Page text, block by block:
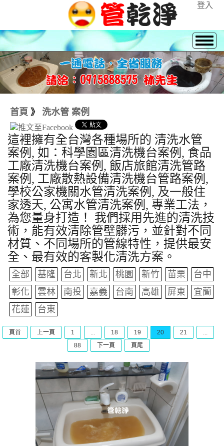
登入
首頁 》 洗水管 案例
這裡擁有全台灣各種場所的 清洗水管
案例, 如：科學園區清洗機台案例, 食品
工廠清洗機台案例, 飯店旅館清洗管路
案例, 工廠散熱設備清洗機台管路案例,
學校公家機關水管清洗案例, 及一般住
家透天, 公寓水管清洗案例, 專業工法，
為您量身打造！ 我們採用先進的清洗技
術，能有效清除管壁髒污，並針對不同
材質、不同場所的管線特性，提供最安
全、最有效的客製化清洗方案。
全部 基隆 台北 新北 桃園 新竹 苗栗
台中
彰化
雲林 南投 嘉義 台南 高雄 屏東
宜蘭
花蓮
台東
頁首 上一頁 1 ... 18 19 20 21
...
88
下一頁 頁尾